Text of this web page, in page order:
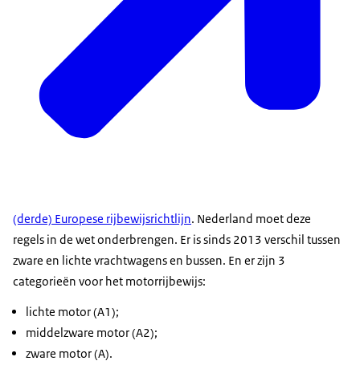
(derde) Europese rijbewijsrichtlijn. Nederland moet deze
regels in de wet onderbrengen. Er is sinds 2013 verschil tussen
zware en lichte vrachtwagens en bussen. En er zijn 3
categorieën voor het motorrijbewijs:
lichte motor (A1);
middelzware motor (A2);
zware motor (A).